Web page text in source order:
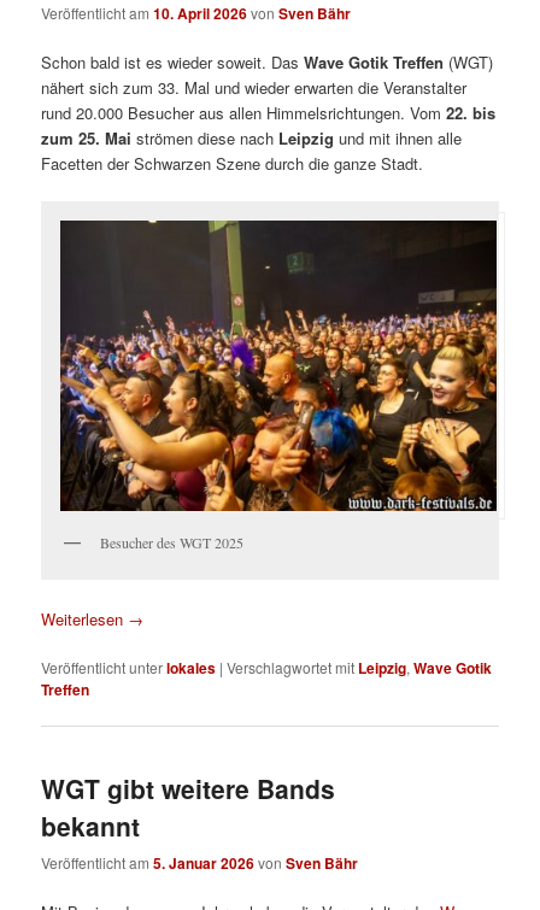
Veröffentlicht am10. April 2026vonSven Bähr
Schon bald ist es wieder soweit. DasWave Gotik Treffen (WGT)
nähert sich zum 33. Mal und wieder erwarten die Veranstalter
rund 20.000 Besucher aus allen Himmelsrichtungen. Vom22. bis
zum 25. Mai strömen diese nach Leipzig und mit ihnen alle
Facetten der Schwarzen Szene durch die ganze Stadt.
Besucher des WGT 2025
Weiterlesen →
Veröffentlicht unterlokales |Verschlagwortet mit Leipzig,Wave Gotik
Treffen
WGT gibt weitere Bands
bekannt
Veröffentlicht am5. Januar 2026vonSven Bähr